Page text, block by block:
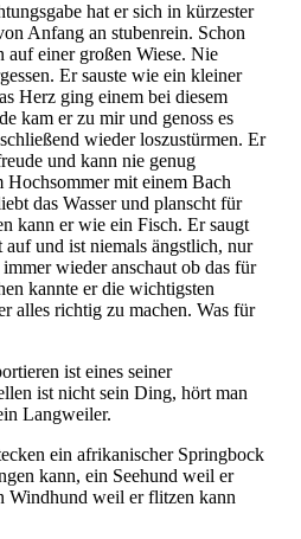
hat er sich in kürzester
Anfang an stubenrein. Schon
einer großen Wiese. Nie
Er sauste wie ein kleiner
Herz ging einem bei diesem
kam er zu mir und genoss es
wieder loszustürmen. Er
und kann nie genug
mit einem Bach
das Wasser und planscht für
kann er wie ein Fisch. Er saugt
auf und ist niemals ängstlich, nur
wieder anschaut ob das für
kannte er die wichtigsten
alles richtig zu machen. Was für
ist eines seiner
ist nicht sein Ding, hört man
Langweiler.
ein afrikanischer Springbock
kann, ein Seehund weil er
Windhund weil er flitzen kann